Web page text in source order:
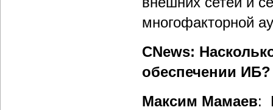
многофакторной
CNews:
обеспечении ИБ?
Максим Мамаев: